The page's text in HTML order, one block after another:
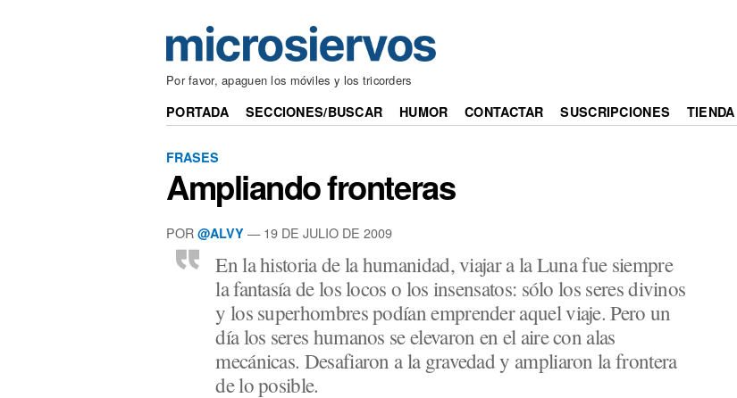
Por favor, apaguen los móviles y los tricorders
PORTADA SECCIONES/BUSCAR HUMOR CONTACTAR SUSCRIPCIONES TIENDA
FRASES
Ampliando fronteras
POR @ALVY — 19 DE JULIO DE 2009
En la historia de la humanidad, viajar a la Luna fue siempre
la fantasía de los locos o los insensatos: sólo los seres divinos
y los superhombres podían emprender aquel viaje. Pero un
día los seres humanos se elevaron en el aire con alas
mecánicas. Desafiaron a la gravedad y ampliaron la frontera
de lo posible.